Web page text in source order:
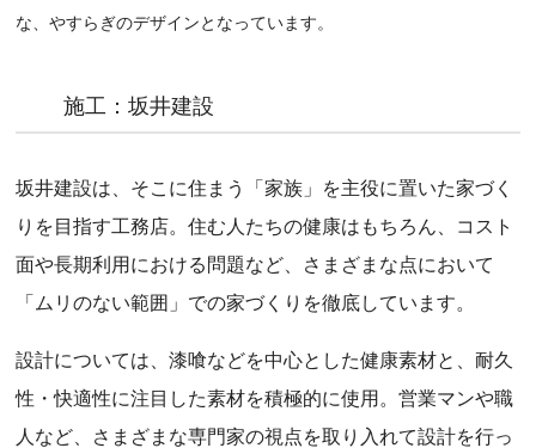
な、やすらぎのデザインとなっています。
施工：坂井建設
坂井建設は、そこに住まう「家族」を主役に置いた家づく
りを目指す工務店。住む人たちの健康はもちろん、コスト
面や長期利用における問題など、さまざまな点において
「ムリのない範囲」での家づくりを徹底しています。
設計については、漆喰などを中心とした健康素材と、耐久
性・快適性に注目した素材を積極的に使用。営業マンや職
人など、さまざまな専門家の視点を取り入れて設計を行っ